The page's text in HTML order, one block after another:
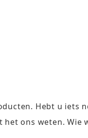
Hebt u iets
ons weten. Wie